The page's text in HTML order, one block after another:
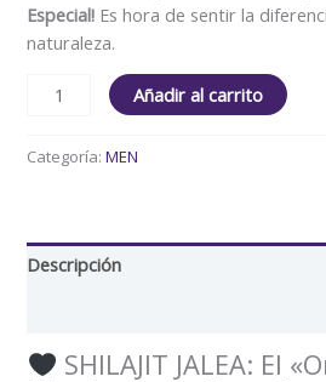
Especial! Es hora de sentir la
naturaleza.
Añadir al carrito
Categoría:MEN
Descripción
SHILAJIT JALEA: El